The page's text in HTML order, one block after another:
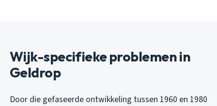
Wijk-specifieke problemen in
Geldrop
Door die gefaseerde ontwikkeling tussen 1960 en 1980